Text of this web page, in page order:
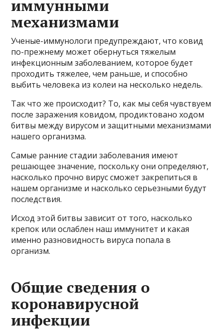
иммунными
механизмами
Ученые-иммунологи предупреждают, что ковид
по-прежнему может обернуться тяжелым
инфекционным заболеванием, которое будет
проходить тяжелее, чем раньше, и способно
выбить человека из колеи на несколько недель.
Так что же происходит? То, как мы себя чувствуем
после заражения ковидом, продиктовано ходом
битвы между вирусом и защитными механизмами
нашего организма.
Самые ранние стадии заболевания имеют
решающее значение, поскольку они определяют,
насколько прочно вирус сможет закрепиться в
нашем организме и насколько серьезными будут
последствия.
Исход этой битвы зависит от того, насколько
крепок или ослаблен наш иммунитет и какая
именно разновидность вируса попала в
организм.
Общие сведения о
коронавирусной
инфекции